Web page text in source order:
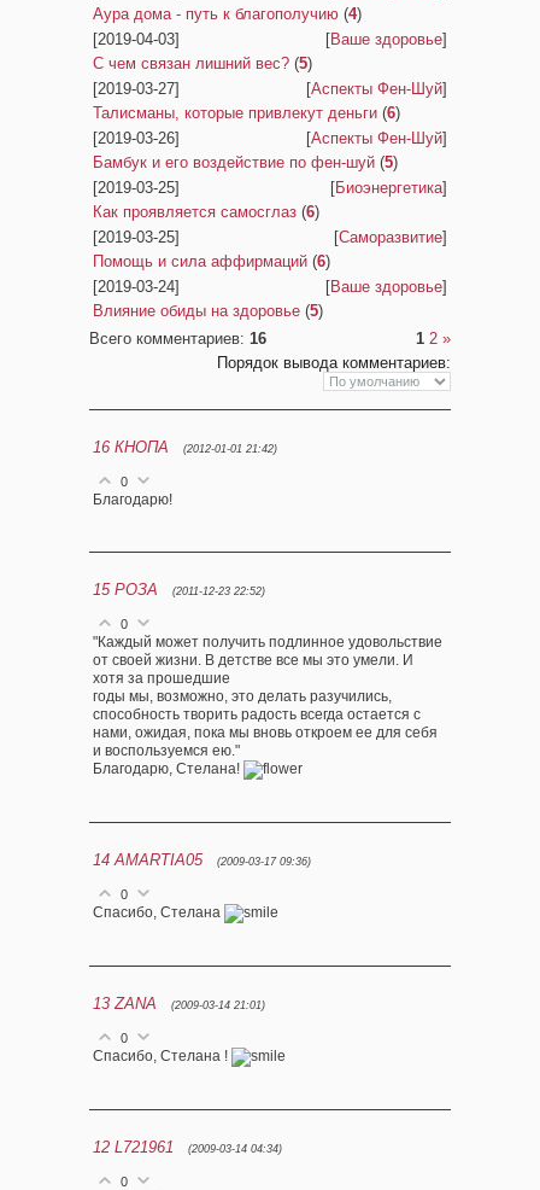
Аура дома - путь к благополучию (4)
[2019-04-03]
[Ваше здоровье]
С чем связан лишний вес? (5)
[2019-03-27]
[Аспекты Фен-Шуй]
Талисманы, которые привлекут деньги (6)
[2019-03-26]
[Аспекты Фен-Шуй]
Бамбук и его воздействие по фен-шуй (5)
[2019-03-25]
[Биоэнергетика]
Как проявляется самосглаз (6)
[2019-03-25]
[Саморазвитие]
Помощь и сила аффирмаций (6)
[2019-03-24]
[Ваше здоровье]
Влияние обиды на здоровье (5)
Всего комментариев: 16 1 2 »
Порядок вывода комментариев:
16 КНОПА (2012-01-01 21:42)
0
Благодарю!
15 РОЗА (2011-12-23 22:52)
0
"Каждый может получить подлинное удовольствие
от своей жизни. В детстве все мы это умели. И
хотя за прошедшие
годы мы, возможно, это делать разучились,
способность творить радость всегда остается с
нами, ожидая, пока мы вновь откроем ее для себя
и воспользуемся ею."
Благодарю, Стелана!
14 AMARTIA05 (2009-03-17 09:36)
0
Спасибо, Стелана
13 ZANA (2009-03-14 21:01)
0
Спасибо, Стелана !
12 L721961 (2009-03-14 04:34)
0